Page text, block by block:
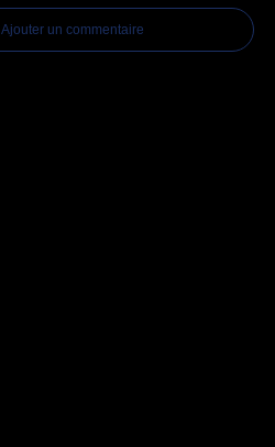
Ajouter un commentaire